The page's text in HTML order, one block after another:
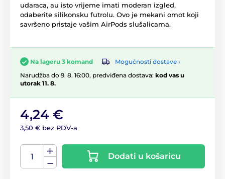
udaraca, au isto vrijeme imati moderan izgled,
odaberite silikonsku futrolu. Ovo je mekani omot koji
savršeno pristaje vašim AirPods slušalicama.
Na lageru 3 komand
Mogućnosti dostave ›
Narudžba do 9. 8. 16:00, predviđena dostava: kod vas u
utorak 11. 8.
4,24 €
3,50 € bez PDV-a
Dodati u košaricu